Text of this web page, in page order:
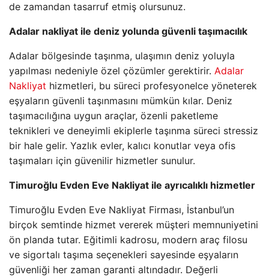
de zamandan tasarruf etmiş olursunuz.
Adalar nakliyat ile deniz yolunda güvenli taşımacılık
Adalar bölgesinde taşınma, ulaşımın deniz yoluyla
yapılması nedeniyle özel çözümler gerektirir. Adalar
Nakliyat hizmetleri, bu süreci profesyonelce yöneterek
eşyaların güvenli taşınmasını mümkün kılar. Deniz
taşımacılığına uygun araçlar, özenli paketleme
teknikleri ve deneyimli ekiplerle taşınma süreci stressiz
bir hale gelir. Yazlık evler, kalıcı konutlar veya ofis
taşımaları için güvenilir hizmetler sunulur.
Timuroğlu Evden Eve Nakliyat ile ayrıcalıklı hizmetler
Timuroğlu Evden Eve Nakliyat Firması, İstanbul’un
birçok semtinde hizmet vererek müşteri memnuniyetini
ön planda tutar. Eğitimli kadrosu, modern araç filosu
ve sigortalı taşıma seçenekleri sayesinde eşyaların
güvenliği her zaman garanti altındadır. Değerli